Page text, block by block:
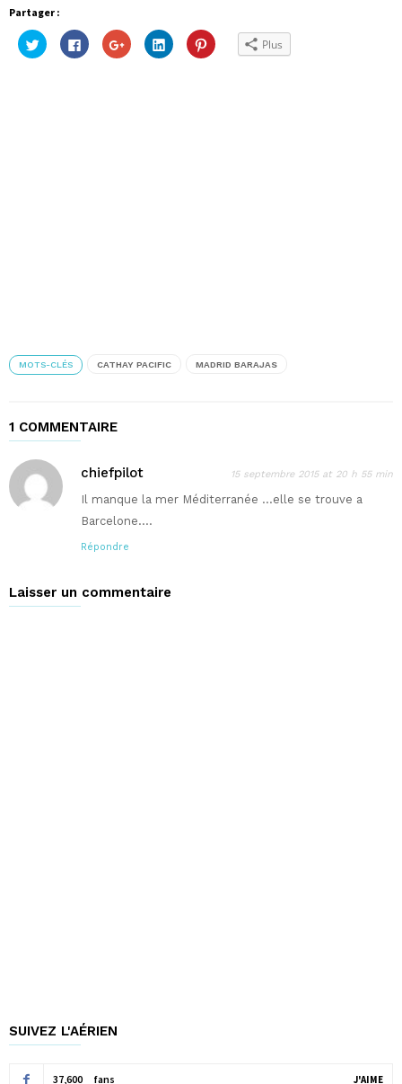
Partager :
Cliquez
pour
partager
Cliquez
pour
partager
Cliquez
pour
partager
Cliquez
pour
partager
Cliquez
pour Plus
MOTS-CLÉS CATHAY PACIFIC MADRID BARAJAS
1 COMMENTAIRE
chiefpilot 15 septembre 2015 at 20 h 55 min
Il manque la mer Méditerranée …elle se trouve a
Barcelone….
Répondre
Laisser un commentaire
SUIVEZ L'AÉRIEN
37,600 fans J'AIME